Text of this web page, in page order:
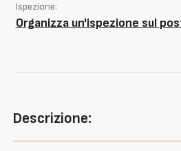
Descrizione:
Ispezione:
Organizza un'ispezione sul